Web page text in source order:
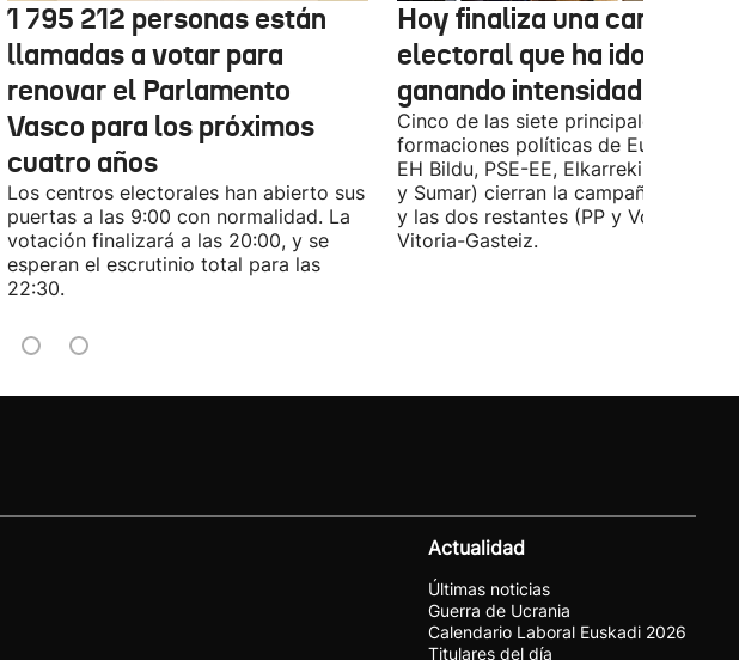
1 795 212 personas están
llamadas a votar para
renovar el Parlamento
Vasco para los próximos
cuatro años
Los centros electorales han abierto sus
puertas a las 9:00 con normalidad. La
votación finalizará a las 20:00, y se
esperan el escrutinio total para las
22:30.
Hoy finaliza una campaña
electoral que ha ido
ganando intensidad
Cinco de las siete principales
formaciones políticas de Euskadi
EH Bildu, PSE-EE, Elkarrekin
y Sumar) cierran la campaña en
y las dos restantes (PP y Vox) en
Vitoria-Gasteiz.
Actualidad
Últimas noticias
Guerra de Ucrania
Calendario Laboral Euskadi 2026
Titulares del día